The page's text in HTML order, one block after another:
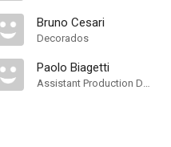
Bruno Cesari
Decorados
Paolo Biagetti
Assistant Production Design